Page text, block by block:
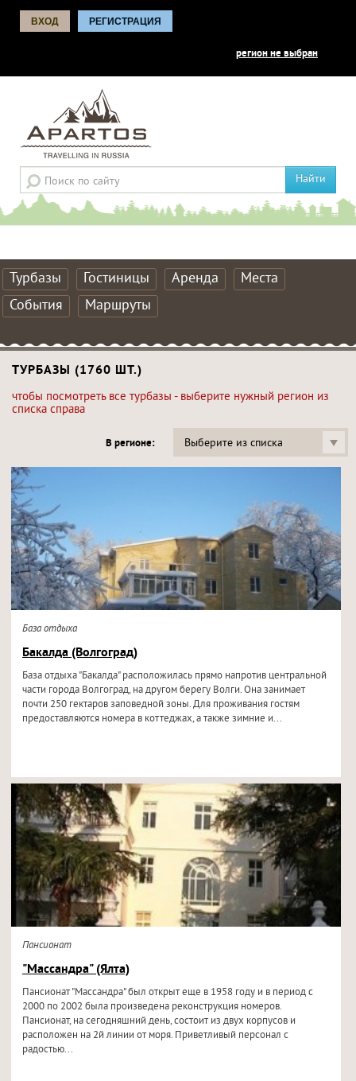
ВХОД РЕГИСТРАЦИЯ
регион не выбран
Найти
Турбазы Гостиницы Аренда
Места
События
Маршруты
ТУРБАЗЫ (1760 ШТ.)
чтобы посмотреть все турбазы - выберите нужный регион из
списка справа
В регионе: Выберите из списка
База отдыха
Бакалда (Волгоград)
База отдыха "Бакалда" расположилась прямо напротив центральной
части города Волгоград, на другом берегу Волги. Она занимает
почти 250 гектаров заповедной зоны. Для проживания гостям
предоставляются номера в коттеджах, а также зимние и...
Пансионат
"Массандра" (Ялта)
Пансионат "Массандра" был открыт еще в 1958 году и в период с
2000 по 2002 была произведена реконструкция номеров.
Пансионат, на сегодняшний день, состоит из двух корпусов и
расположен на 2й линии от моря. Приветливый персонал с
радостью...